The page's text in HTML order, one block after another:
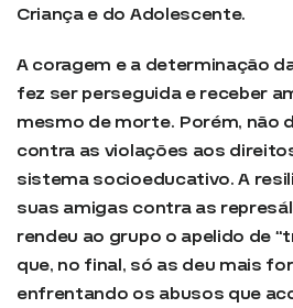
Criança e do Adolescente.
A coragem e a determinação
fez ser perseguida e receber
mesmo de morte. Porém, não
contra as violações aos
sistema socioeducativo. A
suas amigas contra as
rendeu ao grupo o apelido de
que, no final, só as deu mais
enfrentando os abusos que